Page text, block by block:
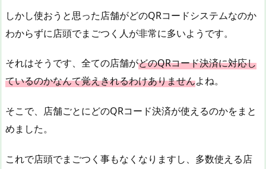
しかし使おうと思った店舗がどのQRコードシステムなのか
わからずに店頭でまごつく人が非常に多いようです。
それはそうです、全ての店舗がどのQRコード決済に対応し
ているのかなんて覚えきれるわけありませんよね。
そこで、店舗ごとにどのQRコード決済が使えるのかをまと
めました。
これで店頭でまごつく事もなくなりますし、多数使える店